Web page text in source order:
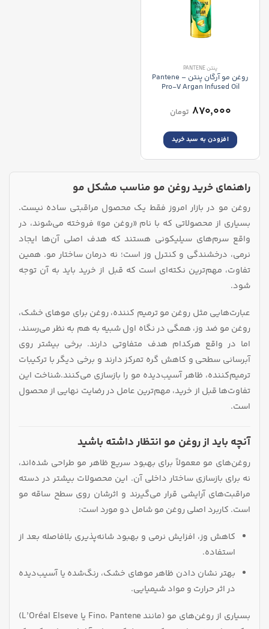
پنتن PANTENE
روغن مو آرگان پنتن – Pantene
Pro-V Argan Infused Oil
۸۷۰,۰۰۰ تومان
افزودن به سبد خرید
راهنمای خرید روغن مو مناسب مشکل مو
روغن مو در بازار امروز فقط یک محصول مراقبتی ساده نیست.
بسیاری از محصولاتی که با نام «روغن مو» فروخته می‌شوند، در
واقع سرم‌های سیلیکونی هستند که هدف اصلی آن‌ها ایجاد
نرمی، درخشندگی و کنترل وز است؛ نه درمان ساختار مو. همین
تفاوت، مهم‌ترین نکته‌ای است که قبل از خرید باید به آن توجه
شود.
عبارت‌هایی مثل روغن مو ترمیم کننده، روغن برای موهای خشک،
روغن مو ضد وز، همگی در نگاه اول شبیه به هم به نظر می‌رسند،
اما در واقع هرکدام هدف متفاوتی دارند. برخی بیشتر روی
آبرسانی سطحی و کاهش گره تمرکز دارند و برخی دیگر با ترکیبات
ترمیم‌کننده، ظاهر آسیب‌دیده مو را بازسازی می‌کنند.شناخت این
تفاوت‌ها قبل از خرید، مهم‌ترین عامل در رضایت نهایی از محصول
است.
آنچه باید از روغن مو انتظار داشته باشید
روغن‌های مو معمولاً برای بهبود سریع ظاهر مو طراحی شده‌اند،
نه برای بازسازی ساختار داخلی آن. این محصولات بیشتر در دسته
مراقبت‌های آرایشی قرار می‌گیرند و اثرشان روی سطح ساقه مو
است. کاربرد اصلی روغن مو شامل دو مورد است:
کاهش وز، افزایش نرمی و بهبود شانه‌پذیری بلافاصله بعد از
استفاده.
بهتر نشان دادن ظاهر موهای خشک، رنگ‌شده یا آسیب‌دیده
در اثر حرارت و مواد شیمیایی.
بسیاری از روغن‌های مو (مانند Fino، Pantene یا L’Oréal Elseve)